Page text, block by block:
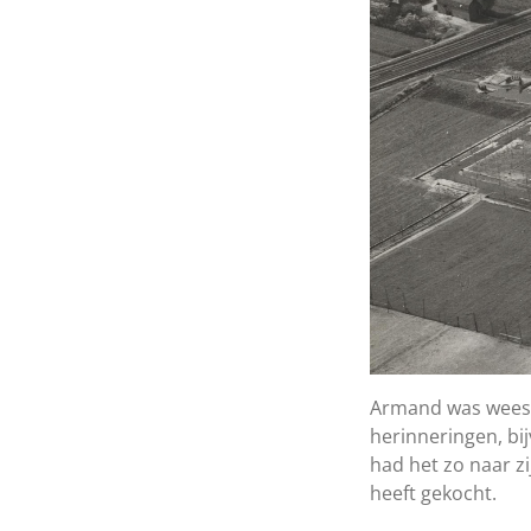
Armand was
herinneringen,
had het zo naar
heeft gekocht.